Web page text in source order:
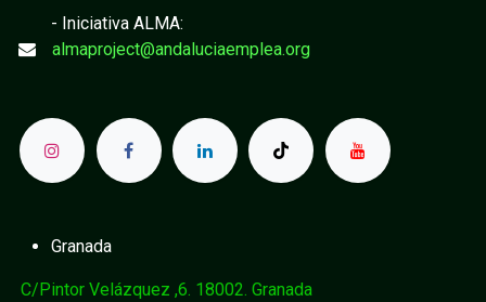
- Iniciativa ALMA:
almaproject@andaluciaemplea.org
Granada
C/Pintor Velázquez ,6. 18002. Granada